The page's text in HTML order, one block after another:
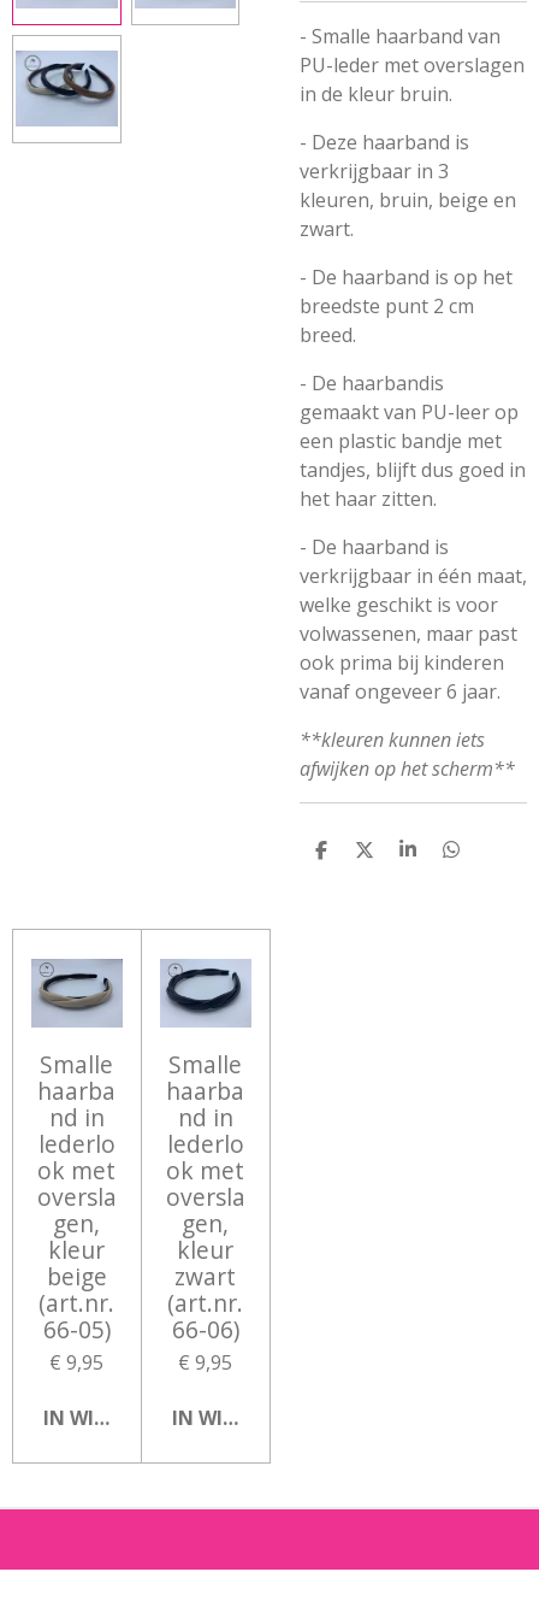
- Smalle haarband van
PU-leder met overslagen
in de kleur bruin.
- Deze haarband is
verkrijgbaar in 3
kleuren, bruin, beige en
zwart.
- De haarband is op het
breedste punt 2 cm
breed.
- De haarbandis
gemaakt van PU-leer op
een plastic bandje met
tandjes, blijft dus goed in
het haar zitten.
- De haarband is
verkrijgbaar in één maat,
welke geschikt is voor
volwassenen, maar past
ook prima bij kinderen
vanaf ongeveer 6 jaar.
**kleuren kunnen iets
afwijken op het scherm**
D
D
S
D
Smalle
haarba
nd in
lederlo
ok met
oversla
gen,
kleur
beige
(art.nr.
66-05)
€ 9,95
IN WINKELWAGEN
Smalle
haarba
nd in
lederlo
ok met
oversla
gen,
kleur
zwart
(art.nr.
66-06)
€ 9,95
IN WINKELWAGEN